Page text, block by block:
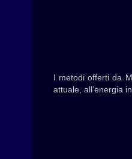
I metodi offerti da
attuale, all’energia